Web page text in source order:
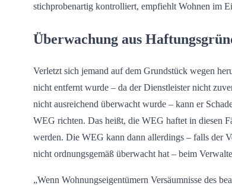
stichprobenartig kontrolliert, empfiehlt Wohnen im
Überwachung aus
Verletzt sich jemand auf dem Grundstück wegen
nicht entfernt wurde – da der Dienstleister nicht
nicht ausreichend überwacht wurde – kann er
WEG richten. Das heißt, die WEG haftet in diesen
werden. Die WEG kann dann allerdings – falls der
nicht ordnungsgemäß überwacht hat – beim
„Wenn Wohnungseigentümern Versäumnisse des